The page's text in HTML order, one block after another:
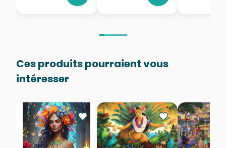
Ces produits pourraient vous
intéresser